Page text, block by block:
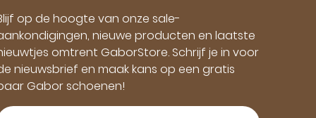
op de hoogte van onze sale-
nieuwe producten en laatste
omtrent GaborStore. Schrijf je in voor
nieuwsbrief en maak kans op een gratis
Gabor schoenen!